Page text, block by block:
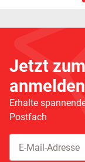
Jetzt
Erhalte
Postfach